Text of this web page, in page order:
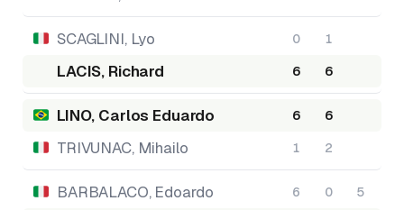
SCAGLINI, Lyo 0 1
LACIS, Richard 6 6
LINO, Carlos Eduardo 6 6
TRIVUNAC, Mihailo 1 2
BARBALACO, Edoardo 6 0 5